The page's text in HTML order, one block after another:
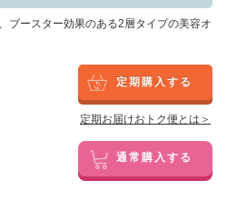
ブースター効果のある2層タイプの美容オ
定期購入する
定期お届けおトク便とは＞
通常購入する